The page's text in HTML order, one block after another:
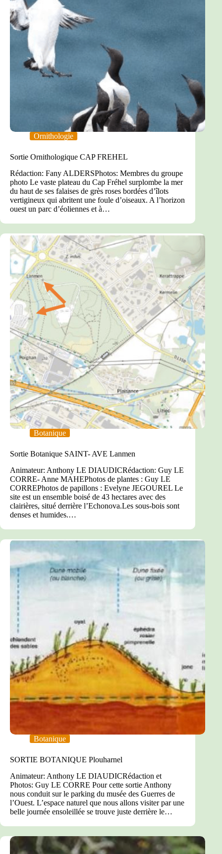
Ornithologie
Sortie Ornithologique CAP FREHEL
Rédaction: Fany ALDERSPhotos: Membres du groupe
photo Le vaste plateau du Cap Fréhel surplombe la mer
du haut de ses falaises de grès roses bordées d’îlots
vertigineux qui abritent une foule d’oiseaux. A l’horizon
ouest un parc d’éoliennes et à…
Botanique
Sortie Botanique SAINT- AVE Lanmen
Animateur: Anthony LE DIAUDICRédaction: Guy LE
CORRE- Anne MAHEPhotos de plantes : Guy LE
CORREPhotos de papillons : Evelyne JEGOUREL Le
site est un ensemble boisé de 43 hectares avec des
clairières, situé derrière l’Echonova.Les sous-bois sont
denses et humides.…
Botanique
SORTIE BOTANIQUE Plouharnel
Animateur: Anthony LE DIAUDICRédaction et
Photos: Guy LE CORRE Pour cette sortie Anthony
nous conduit sur le parking du musée des Guerres de
l’Ouest. L’espace naturel que nous allons visiter par une
belle journée ensoleillée se trouve juste derrière le…